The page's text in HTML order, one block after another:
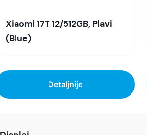
Xiaomi 17T 12/512GB, Plavi
(Blue)
Detaljnije